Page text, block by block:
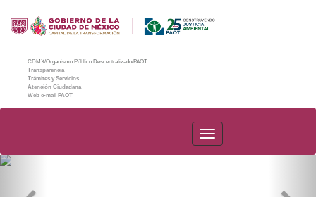
CDMX/Organismo Público Descentralizado/PAOT
Transparencia
Trámites y Servicios
Atención Ciudadana
Web e-mail PAOT
PAOT